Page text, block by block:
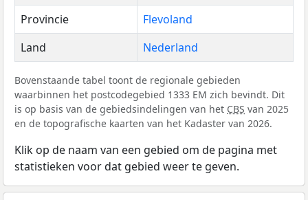
Provincie
Flevoland
Land
Nederland
Bovenstaande tabel toont de regionale gebieden
waarbinnen het postcodegebied 1333 EM zich bevindt. Dit
is op basis van de gebiedsindelingen van het CBS van 2025
en de topografische kaarten van het Kadaster van 2026.
Klik op de naam van een gebied om de pagina met
statistieken voor dat gebied weer te geven.